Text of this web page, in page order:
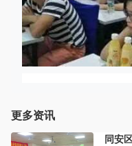
更多资讯
同安